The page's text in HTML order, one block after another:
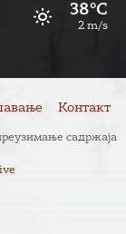
38°C
2 m/s
Контакт
садржаја